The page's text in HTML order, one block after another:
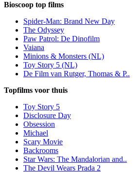
Bioscoop top films
Spider-Man: Brand New Day
The Odyssey
Paw Patrol: De Dinofilm
Vaiana
Minions & Monsters (NL)
Toy Story 5 (NL)
De Film van Rutger, Thomas & P..
Topfilms voor thuis
Toy Story 5
Disclosure Day
Obsession
Michael
Scary Movie
Backrooms
Star Wars: The Mandalorian and..
The Devil Wears Prada 2